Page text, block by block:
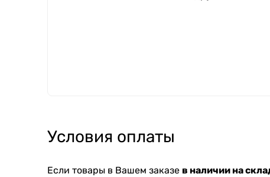
Условия оплаты
Если товары в Вашем заказе в наличии на